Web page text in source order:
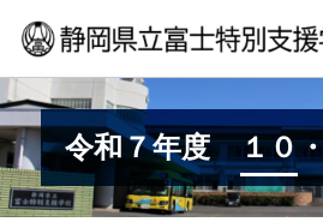
令和７年度 １０